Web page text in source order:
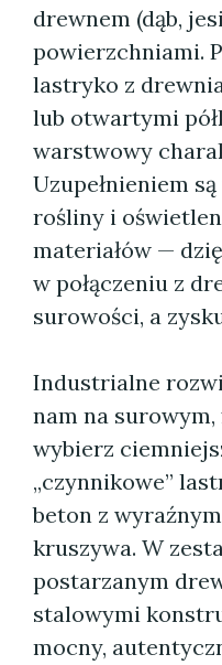
drewnem (dąb,
powierzchniami.
lastryko z
lub otwartymi
warstwowy
Uzupełnieniem
rośliny i
materiałów —
w połączeniu z
surowości, a
Industrialne
nam na
wybierz
„czynnikowe”
beton z
kruszywa. W
postarzanym
stalowymi
mocny,